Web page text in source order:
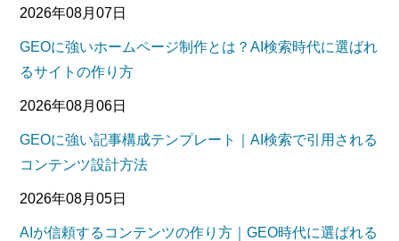
2026年08月07日
GEOに強いホームページ制作とは？AI検索時代に選ばれ
るサイトの作り方
2026年08月06日
GEOに強い記事構成テンプレート｜AI検索で引用される
コンテンツ設計方法
2026年08月05日
AIが信頼するコンテンツの作り方｜GEO時代に選ばれる